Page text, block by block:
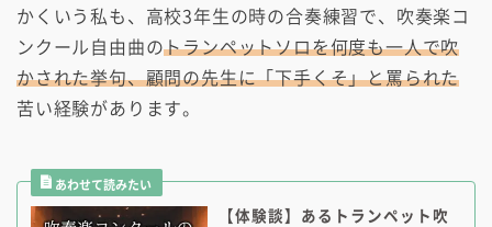
かくいう私も、高校3年生の時の合奏練習で、吹奏楽コ
ンクール自由曲のトランペットソロを何度も一人で吹
かされた挙句、顧問の先生に「下手くそ」と罵られた
苦い経験があります。
【体験談】あるトランペット吹